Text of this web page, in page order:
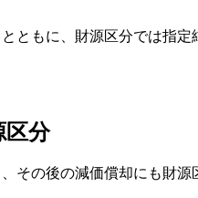
ともに、財源区分では指
分
その後の減価償却にも財源